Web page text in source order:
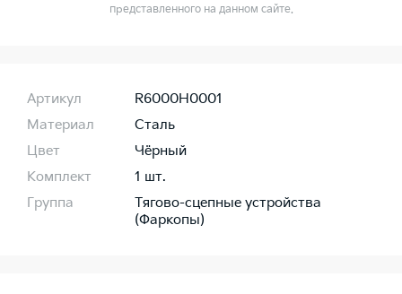
представленного на данном сайте.
Артикул
R6000H0001
Материал
Сталь
Цвет
Чёрный
Комплект
1 шт.
Группа
Тягово-сцепные устройства
(Фаркопы)